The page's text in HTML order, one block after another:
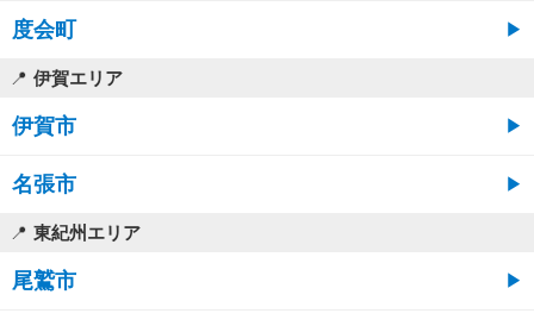
度会町
伊賀エリア
伊賀市
名張市
東紀州エリア
尾鷲市